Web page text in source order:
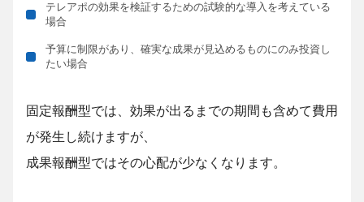
テレアポの効果を検証するための試験的な導入を考えている
場合
予算に制限があり、確実な成果が見込めるものにのみ投資し
たい場合
固定報酬型では、効果が出るまでの期間も含めて費用
が発生し続けますが、
成果報酬型ではその心配が少なくなります。